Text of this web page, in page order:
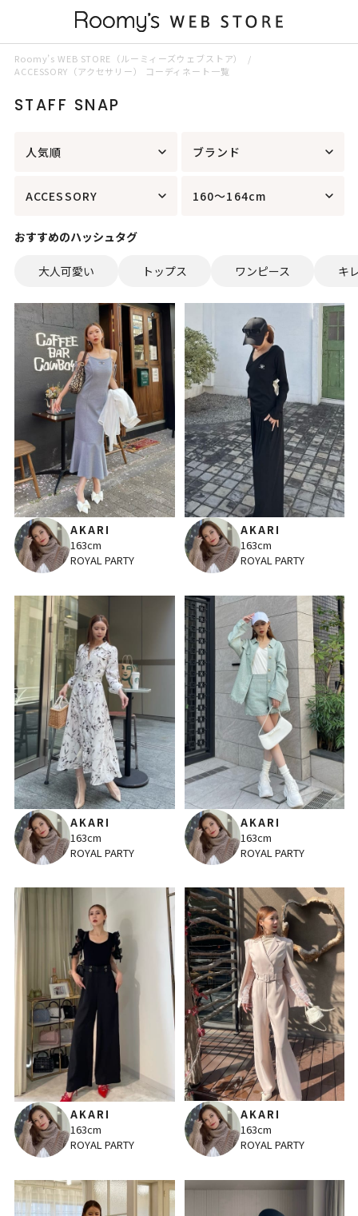
Roomy’s WEB STORE（ルーミィーズウェブストア）
ACCESSORY（アクセサリー） コーディネート一覧
STAFF SNAP
人気順 ブランド
ACCESSORY 160～164cm
おすすめのハッシュタグ
大人可愛い トップス ワンピース キ
AKARI
163cm
ROYAL PARTY
AKARI
163cm
ROYAL PARTY
AKARI
163cm
ROYAL PARTY
AKARI
163cm
ROYAL PARTY
AKARI
163cm
ROYAL PARTY
AKARI
163cm
ROYAL PARTY